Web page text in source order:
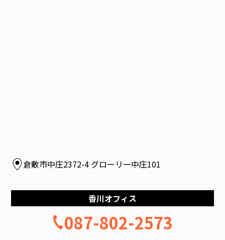
倉敷市中庄2372-4 グローリー中庄101
香川オフィス
087-802-2573